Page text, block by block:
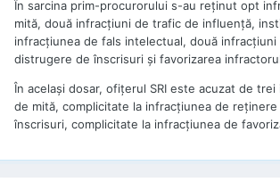
În sarcina prim-procurorului s-au reţinut opt
mită, două infracţiuni de trafic de influenţă,
infracţiunea de fals intelectual, două
distrugere de înscrisuri şi favorizarea
În acelaşi dosar, ofiţerul SRI este acuzat de
de mită, complicitate la infracţiunea de
înscrisuri, complicitate la infracţiunea de